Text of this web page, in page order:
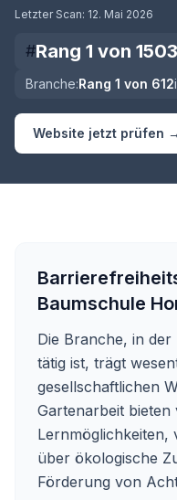
Letzter Scan: 12. Mai 2026
#Rang 1 von
Branche:Rang 1 von 612
Website jetzt prüfen →
Baumschule
Die Branche, in
tätig ist, trägt
gesellschaftlichen
Gartenarbeit bieten
Lernmöglichkeiten,
über ökologische
Förderung von